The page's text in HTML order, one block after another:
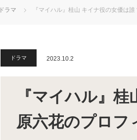
ドラマ 『マイハル』桂山 キイナ役の女優は
ドラマ 2023.10.2
『マイハル』
原六花のプロフ